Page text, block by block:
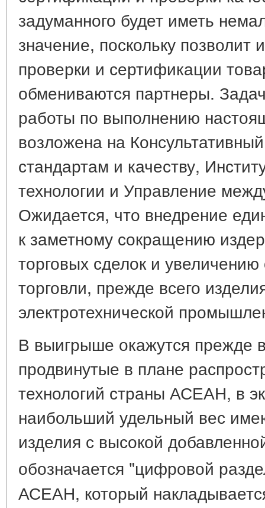
задуманного будет иметь
значение, поскольку позволит
проверки и сертификации
обмениваются партнеры.
работы по выполнению
возложена на
стандартам и качеству,
технологии и Управление
Ожидается, что внедрение
к заметному сокращению
торговых сделок и
торговли, прежде всего
электротехнической
В выигрыше окажутся прежде
продвинутые в плане
технологий страны АСЕАН, в
наибольший удельный вес
изделия с высокой
обозначается "цифровой
АСЕАН, который